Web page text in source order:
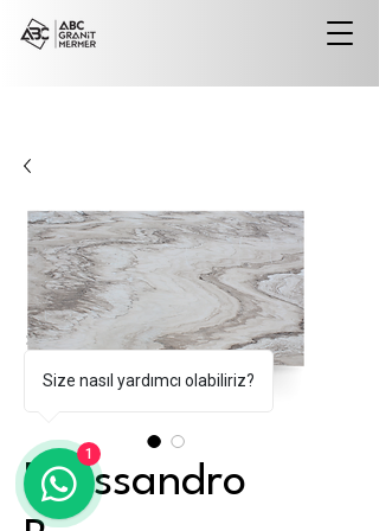
Palissandro
Size nasıl yardımcı olabiliriz?
1